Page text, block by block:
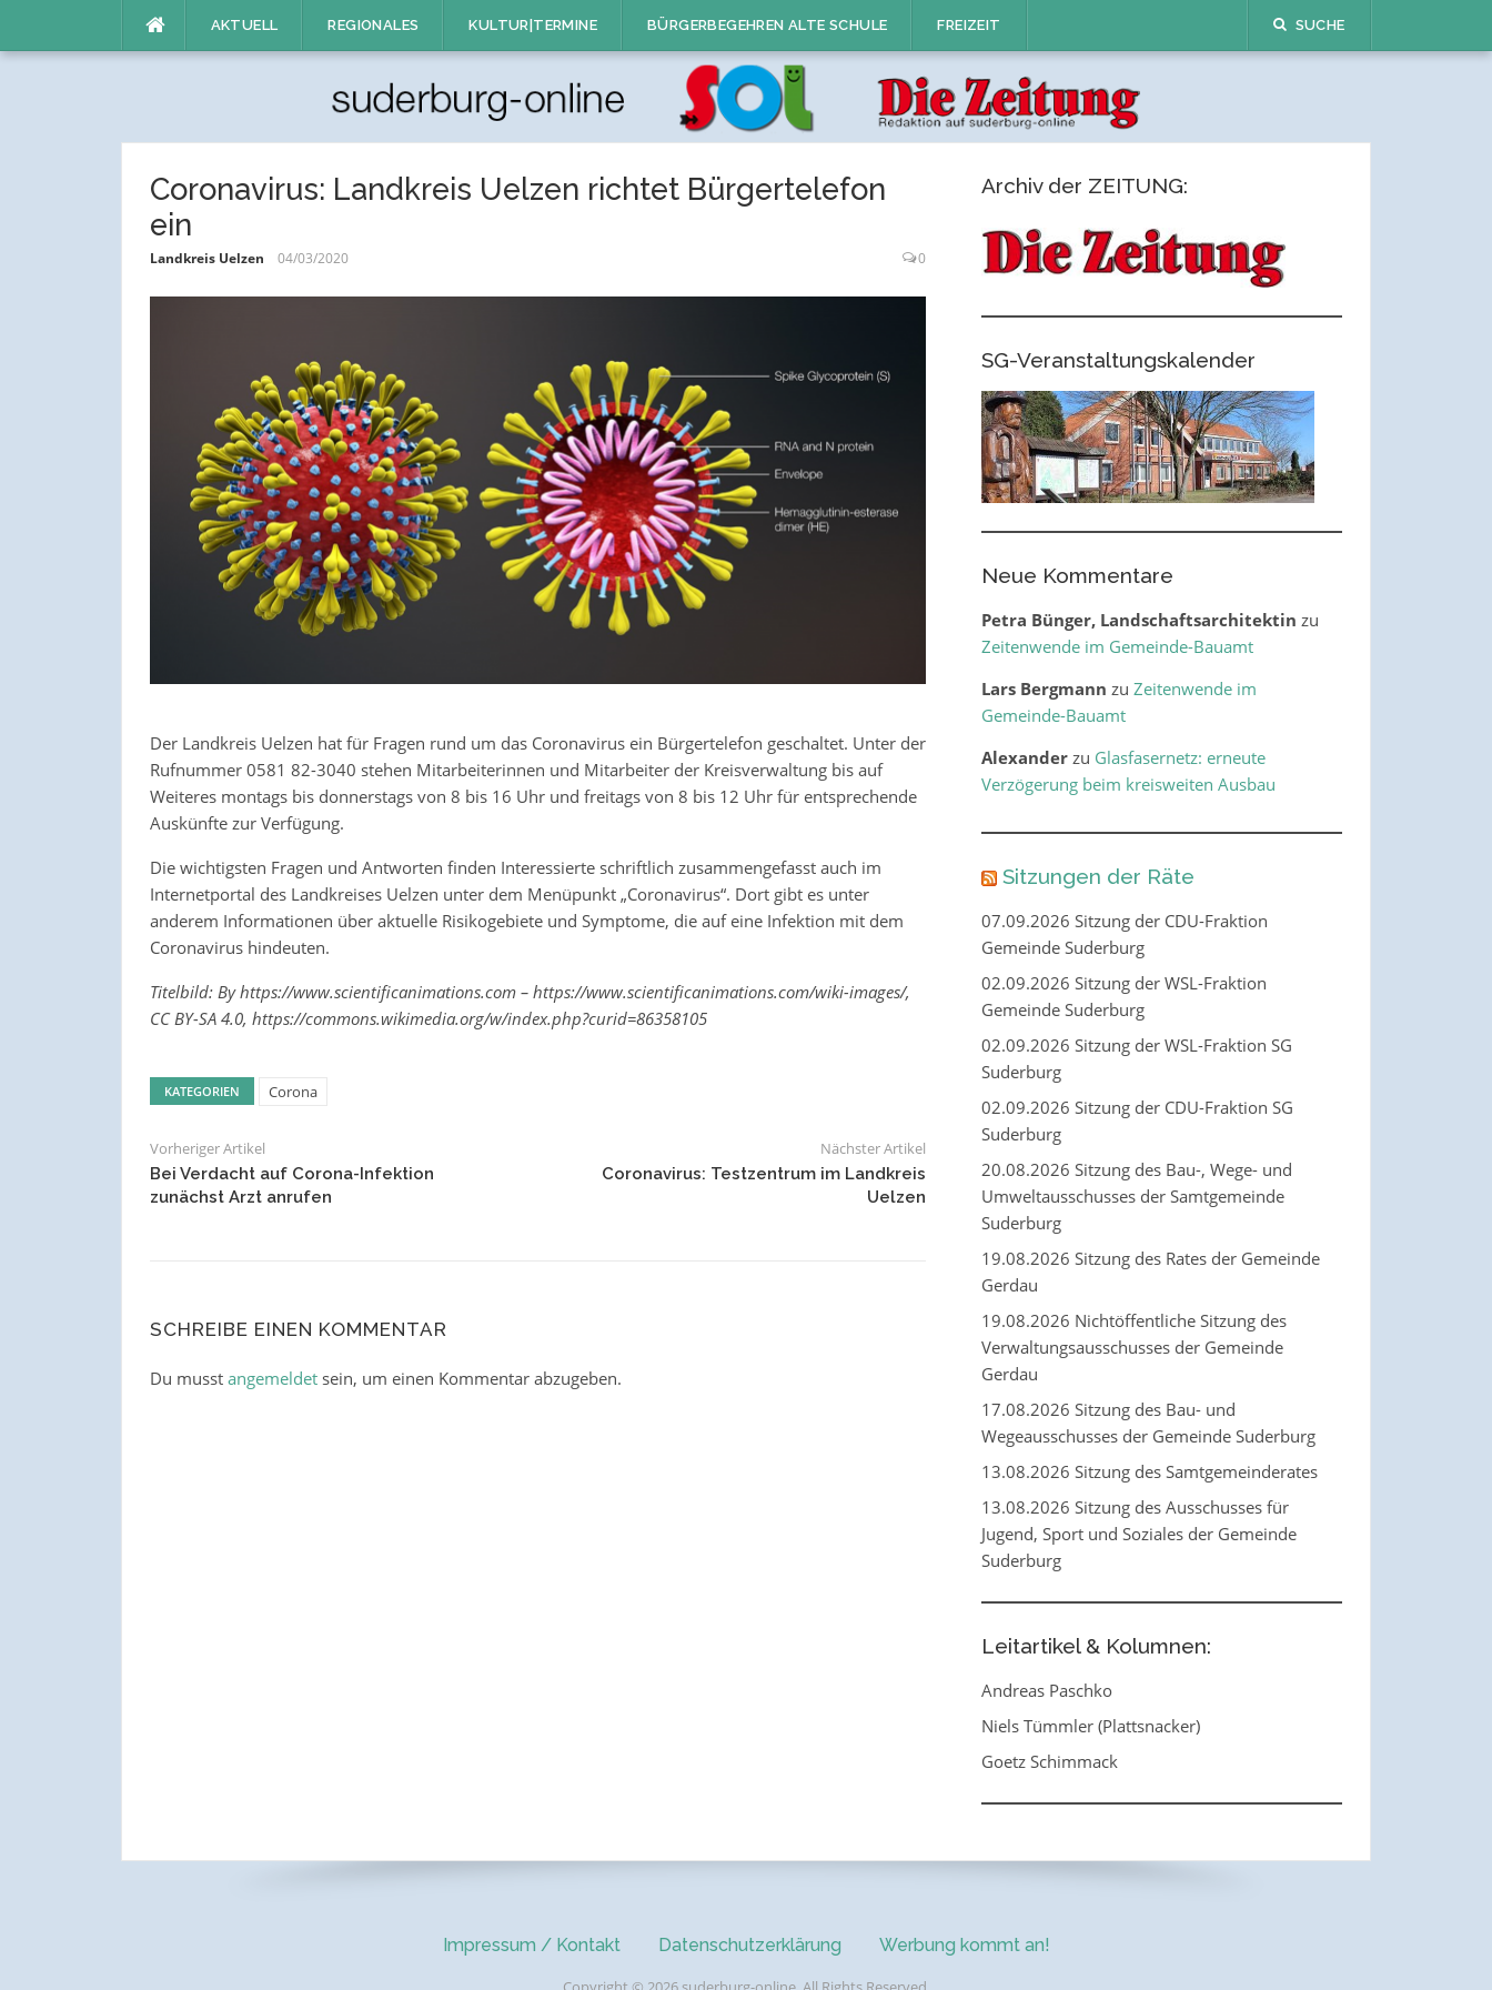
AKTUELL REGIONALES KULTUR|TERMINE BÜRGERBEGEHREN ALTE SCHULE FREIZEIT SUCHE
Coronavirus: Landkreis Uelzen richtet Bürgertelefon
ein
Landkreis Uelzen 04/03/2020 0
Der Landkreis Uelzen hat für Fragen rund um das Coronavirus ein Bürgertelefon geschaltet. Unter der
Rufnummer 0581 82-3040 stehen Mitarbeiterinnen und Mitarbeiter der Kreisverwaltung bis auf
Weiteres montags bis donnerstags von 8 bis 16 Uhr und freitags von 8 bis 12 Uhr für entsprechende
Auskünfte zur Verfügung.
Die wichtigsten Fragen und Antworten finden Interessierte schriftlich zusammengefasst auch im
Internetportal des Landkreises Uelzen unter dem Menüpunkt „Coronavirus“. Dort gibt es unter
anderem Informationen über aktuelle Risikogebiete und Symptome, die auf eine Infektion mit dem
Coronavirus hindeuten.
Titelbild: By https://www.scientificanimations.com – https://www.scientificanimations.com/wiki-images/,
CC BY-SA 4.0, https://commons.wikimedia.org/w/index.php?curid=86358105
KATEGORIEN Corona
Vorheriger Artikel
Bei Verdacht auf Corona-Infektion
zunächst Arzt anrufen
Nächster Artikel
Coronavirus: Testzentrum im Landkreis
Uelzen
SCHREIBE EINEN KOMMENTAR
Du musst angemeldetsein, um einen Kommentar abzugeben.
Archiv der ZEITUNG:
SG-Veranstaltungskalender
Neue Kommentare
Petra Bünger, Landschaftsarchitektin zu
Zeitenwende im Gemeinde-Bauamt
Lars Bergmann zu Zeitenwende im
Gemeinde-Bauamt
Alexanderzu Glasfasernetz: erneute
Verzögerung beim kreisweiten Ausbau
Sitzungen der Räte
07.09.2026 Sitzung der CDU-Fraktion
Gemeinde Suderburg
02.09.2026 Sitzung der WSL-Fraktion
Gemeinde Suderburg
02.09.2026 Sitzung der WSL-Fraktion SG
Suderburg
02.09.2026 Sitzung der CDU-Fraktion SG
Suderburg
20.08.2026 Sitzung des Bau-, Wege- und
Umweltausschusses der Samtgemeinde
Suderburg
19.08.2026 Sitzung des Rates der Gemeinde
Gerdau
19.08.2026 Nichtöffentliche Sitzung des
Verwaltungsausschusses der Gemeinde
Gerdau
17.08.2026 Sitzung des Bau- und
Wegeausschusses der Gemeinde Suderburg
13.08.2026 Sitzung des Samtgemeinderates
13.08.2026 Sitzung des Ausschusses für
Jugend, Sport und Soziales der Gemeinde
Suderburg
Leitartikel & Kolumnen:
Andreas Paschko
Niels Tümmler (Plattsnacker)
Goetz Schimmack
Impressum / Kontakt Datenschutzerklärung Werbung kommt an!